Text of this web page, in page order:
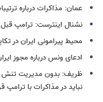
عمان: مذاکرات درباره
نشنال اینترست: ترامپ قبل
محیط پیرامونی ایران در
ادعای ونس درباره مجوز
ظریف: بدون مدیریت تنش با
نباید در مذاکرات با